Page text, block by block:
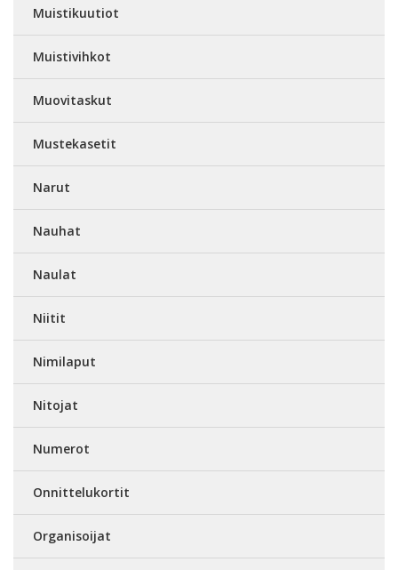
Muistikuutiot
Muistivihkot
Muovitaskut
Mustekasetit
Narut
Nauhat
Naulat
Niitit
Nimilaput
Nitojat
Numerot
Onnittelukortit
Organisoijat